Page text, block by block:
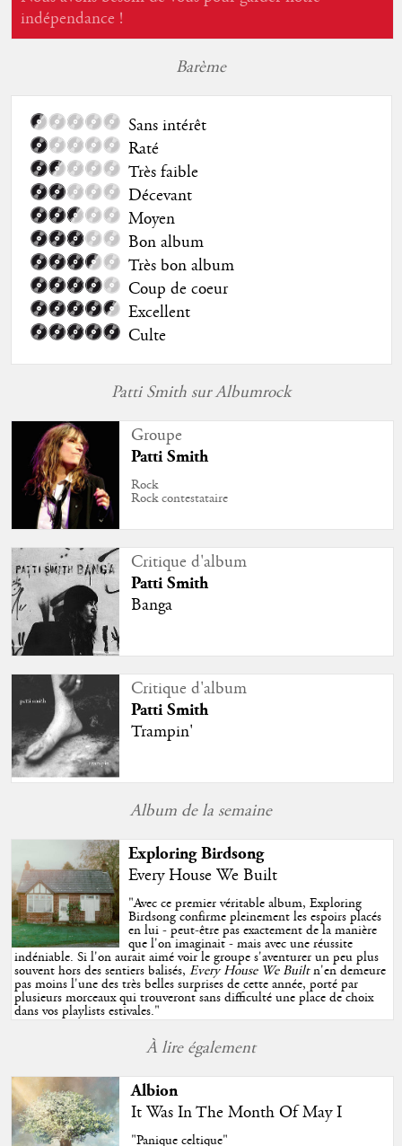
indépendance !
Barème
Sans intérêt
Raté
Très faible
Décevant
Moyen
Bon album
Très bon album
Coup de coeur
Excellent
Culte
Patti Smith sur Albumrock
Groupe
Patti Smith
Rock
Rock contestataire
Critique d'album
Patti Smith
Banga
Critique d'album
Patti Smith
Trampin'
Album de la semaine
Exploring Birdsong
Every House We Built
"Avec ce premier véritable album, Exploring
Birdsong confirme pleinement les espoirs placés
en lui - peut-être pas exactement de la manière
que l'on imaginait - mais avec une réussite
indéniable. Si l'on aurait aimé voir le groupe s'aventurer un peu plus
souvent hors des sentiers balisés,Every House We Builtn'en demeure
pas moins l'une des très belles surprises de cette année, porté par
plusieurs morceaux qui trouveront sans difficulté une place de choix
dans vos playlists estivales."
À lire également
Albion
It Was In The Month Of May I
"Panique celtique"